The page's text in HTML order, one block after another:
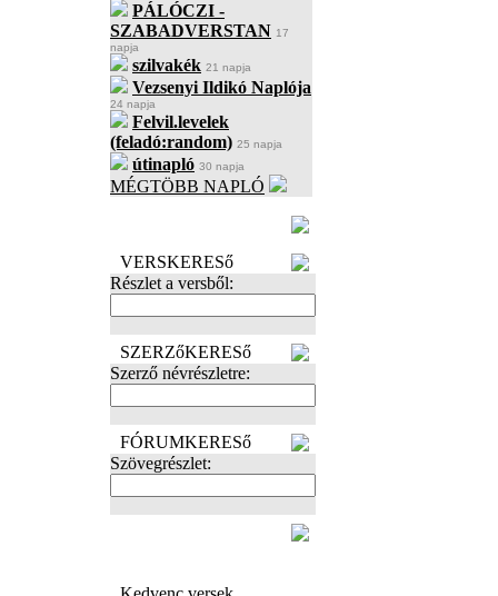
PÁLÓCZI -
SZABADVERSTAN 17
napja
szilvakék 21 napja
Vezsenyi Ildikó Naplója
24 napja
Felvil.levelek
(feladó:random) 25 napja
útinapló 30 napja
MÉGTÖBB NAPLÓ
VERSKERESő
Részlet a versből:
SZERZőKERESő
Szerző névrészletre:
FÓRUMKERESő
Szövegrészlet: